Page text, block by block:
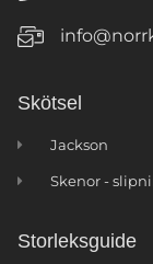
Skötsel
Jackson
Skenor -
Storleksguide